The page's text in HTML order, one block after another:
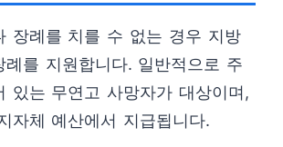
장례를 치를 수 없는 경우 지방
례를 지원합니다. 일반적으로 주
있는 무연고 사망자가 대상이며,
자체 예산에서 지급됩니다.